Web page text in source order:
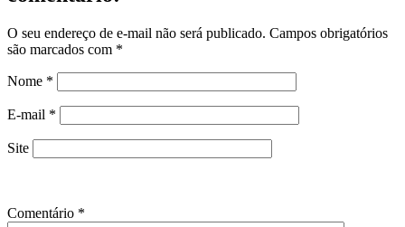
O seu endereço de e-mail não será publicado. Campos obrigatórios
são marcados com *
Nome *
E-mail *
Site
Comentário *